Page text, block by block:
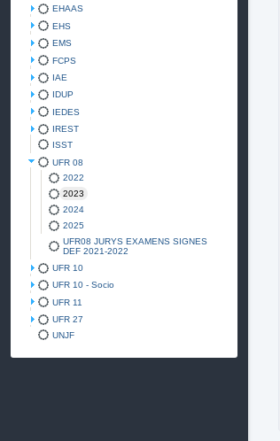
EHAAS
EHS
EMS
FCPS
IAE
IDUP
IEDES
IREST
ISST
UFR 08
2022
2023
2024
2025
UFR08 JURYS EXAMENS SIGNES
DEF 2021-2022
UFR 10
UFR 10 - Socio
UFR 11
UFR 27
UNJF